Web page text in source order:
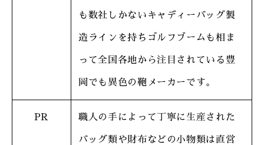
も数社しかないキャディーバッグ製
造ラインを持ちゴルフブームも相ま
って全国各地から注目されている豊
岡でも異色の鞄メーカーです。
PR 職人の手によって丁寧に生産された
バッグ類や財布などの小物類は直営